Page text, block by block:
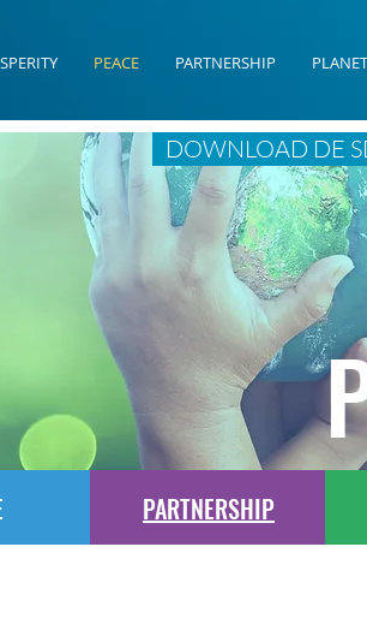
PEACE PARTNERSHIP PLANET
DOWNLOAD DE
PARTNERSHIP